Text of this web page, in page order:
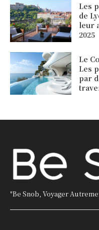
Les
de
leur
2025
Le
Les
par
"Be Snob, Voyager